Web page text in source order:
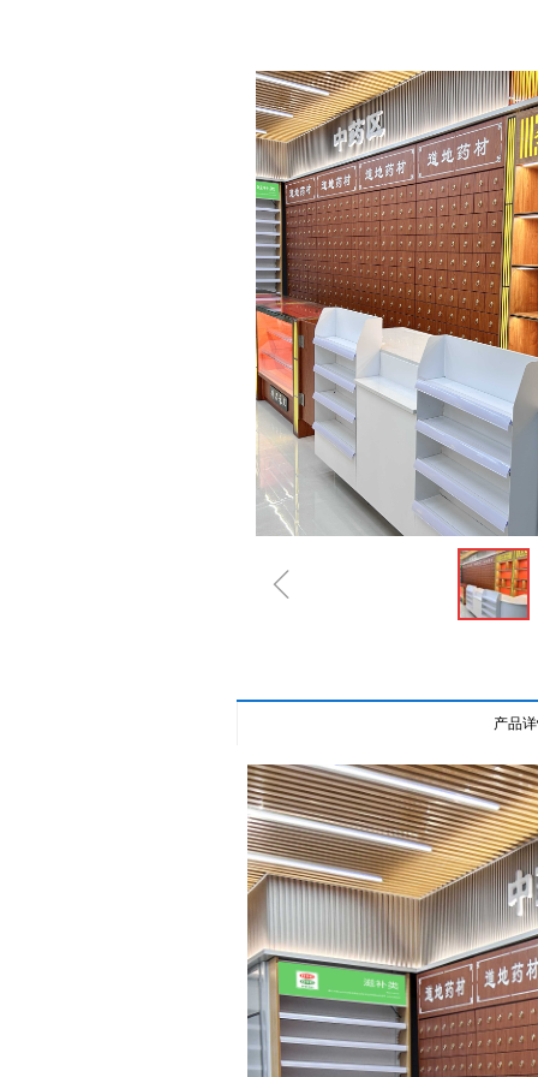
ꁆ
产品